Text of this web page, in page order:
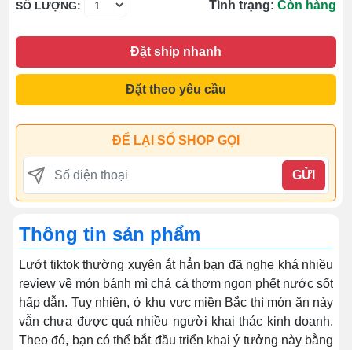
SỐ LƯỢNG: Tình trạng: Còn hàng
Đặt ship nhanh
Đặt theo yêu cầu
ĐỂ LẠI SỐ SHOP GỌI
GỬI
Thông tin sản phẩm
Lướt tiktok thường xuyên ắt hẳn bạn đã nghe khá nhiều
review về món bánh mì chả cá thơm ngon phết nước sốt
hấp dẫn. Tuy nhiên, ở khu vực miền Bắc thì món ăn này
vẫn chưa được quá nhiều người khai thác kinh doanh.
Theo đó, bạn có thể bắt đầu triển khai ý tưởng này bằng